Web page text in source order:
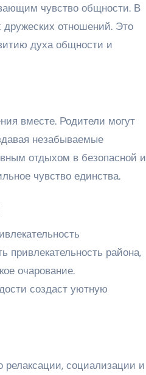
чувство общности. В
отношений. Это
духа общности и
вместе. Родители могут
незабываемые
отдыхом в безопасной и
чувство единства.
привлекательность района,
очарование.
создаст уютную
релаксации, социализации и